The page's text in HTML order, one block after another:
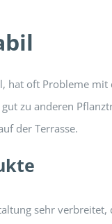
hat oft Probleme mit
zu anderen
der Terrasse.
sehr